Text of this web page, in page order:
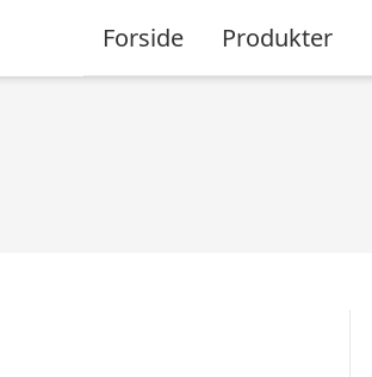
Forside Produkter